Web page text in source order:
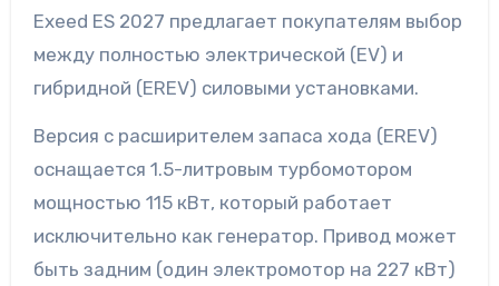
Exeed ES 2027 предлагает покупателям выбор
между полностью электрической (EV) и
гибридной (EREV) силовыми установками.
Версия с расширителем запаса хода (EREV)
оснащается 1.5-литровым турбомотором
мощностью 115 кВт, который работает
исключительно как генератор. Привод может
быть задним (один электромотор на 227 кВт)